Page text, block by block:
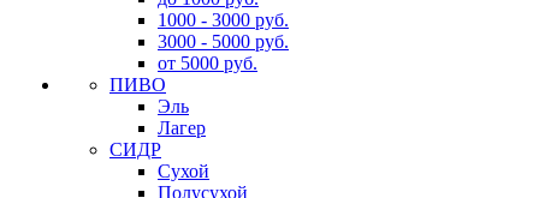
1000 - 3000 руб.
3000 - 5000 руб.
от 5000 руб.
ПИВО
Эль
Лагер
СИДР
Сухой
Полусухой